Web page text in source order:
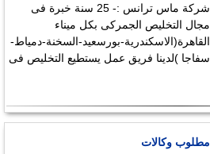
شركة ماس ترانس :- 25 سنة خبرة فى
مجال التخليص الجمركى بكل ميناء
القاهرة(الاسكندرية-بورسعيد-السخنة-دمياط-
سفاجا )لدينا فريق عمل يستطيع التخليص فى
مطلوب وكالات